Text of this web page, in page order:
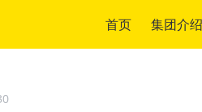
首页 集团介绍